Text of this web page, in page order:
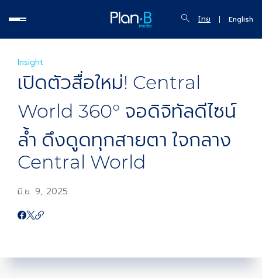
ไทย English
Insight
เปิดตัวสื่อใหม่! Central
World 360° จอดิจิทัลดีไซน์
ล้ำ ดึงดูดทุกสายตา ใจกลาง
Central World
มิ.ย. 9, 2025